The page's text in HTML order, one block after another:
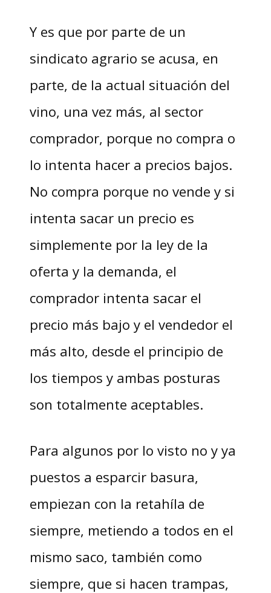
Y es que por parte de un
sindicato agrario se acusa, en
parte, de la actual situación del
vino, una vez más, al sector
comprador, porque no compra o
lo intenta hacer a precios bajos.
No compra porque no vende y si
intenta sacar un precio es
simplemente por la ley de la
oferta y la demanda, el
comprador intenta sacar el
precio más bajo y el vendedor el
más alto, desde el principio de
los tiempos y ambas posturas
son totalmente aceptables.
Para algunos por lo visto no y ya
puestos a esparcir basura,
empiezan con la retahíla de
siempre, metiendo a todos en el
mismo saco, también como
siempre, que si hacen trampas,